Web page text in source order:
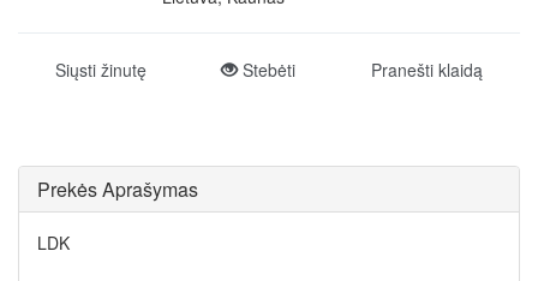
Siųsti žinutę Stebėti Pranešti klaidą
Prekės Aprašymas
LDK